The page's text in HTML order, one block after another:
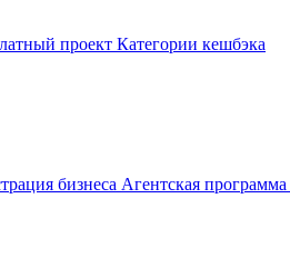
проект Категории кешбэка
бизнеса Агентская программа